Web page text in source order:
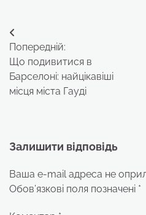
Навігація
записів
Попередній:
Що подивитися в
Барселоні: найцікавіші
місця міста Гауді
Залишити відповідь
Ваша e-mail адреса не
Обов’язкові поля позначені *